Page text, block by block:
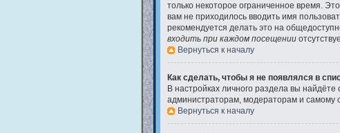
только некоторое ограниченное время.
вам не приходилось вводить имя
рекомендуется делать это на
входить при каждом посещении
Вернуться к началу
Как сделать, чтобы я не появлялся в
В настройках личного раздела вы найдёте
администраторам, модераторам и самому
Вернуться к началу